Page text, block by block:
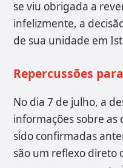
se viu obrigada a
infelizmente, a
de sua unidade em
Repercussões
No dia 7 de julho, a
informações sobre as
sido confirmadas
são um reflexo direto